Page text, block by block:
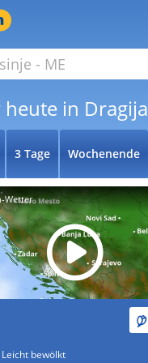
heute in Dragija
3 Tage Wochenende
Wetter
Leicht bewölkt